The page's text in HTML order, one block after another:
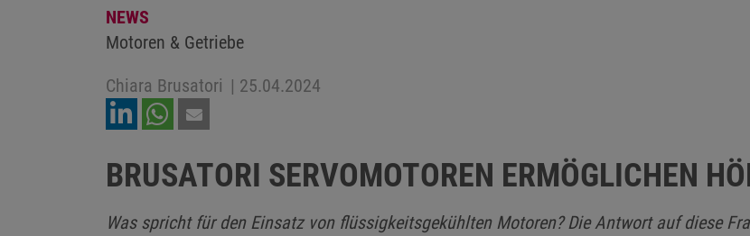
NEWS
Motoren & Getriebe
Chiara Brusatori | 25.04.2024
BRUSATORI SERVOMOTOREN ERMÖGLICHEN
Was spricht für den Einsatz von flüssigkeitsgekühlten Motoren? Die Antwort auf diese